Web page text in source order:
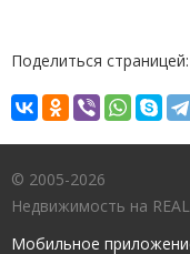
Поделиться страницей:
© 2005-2026
Недвижимость на
Мобильное